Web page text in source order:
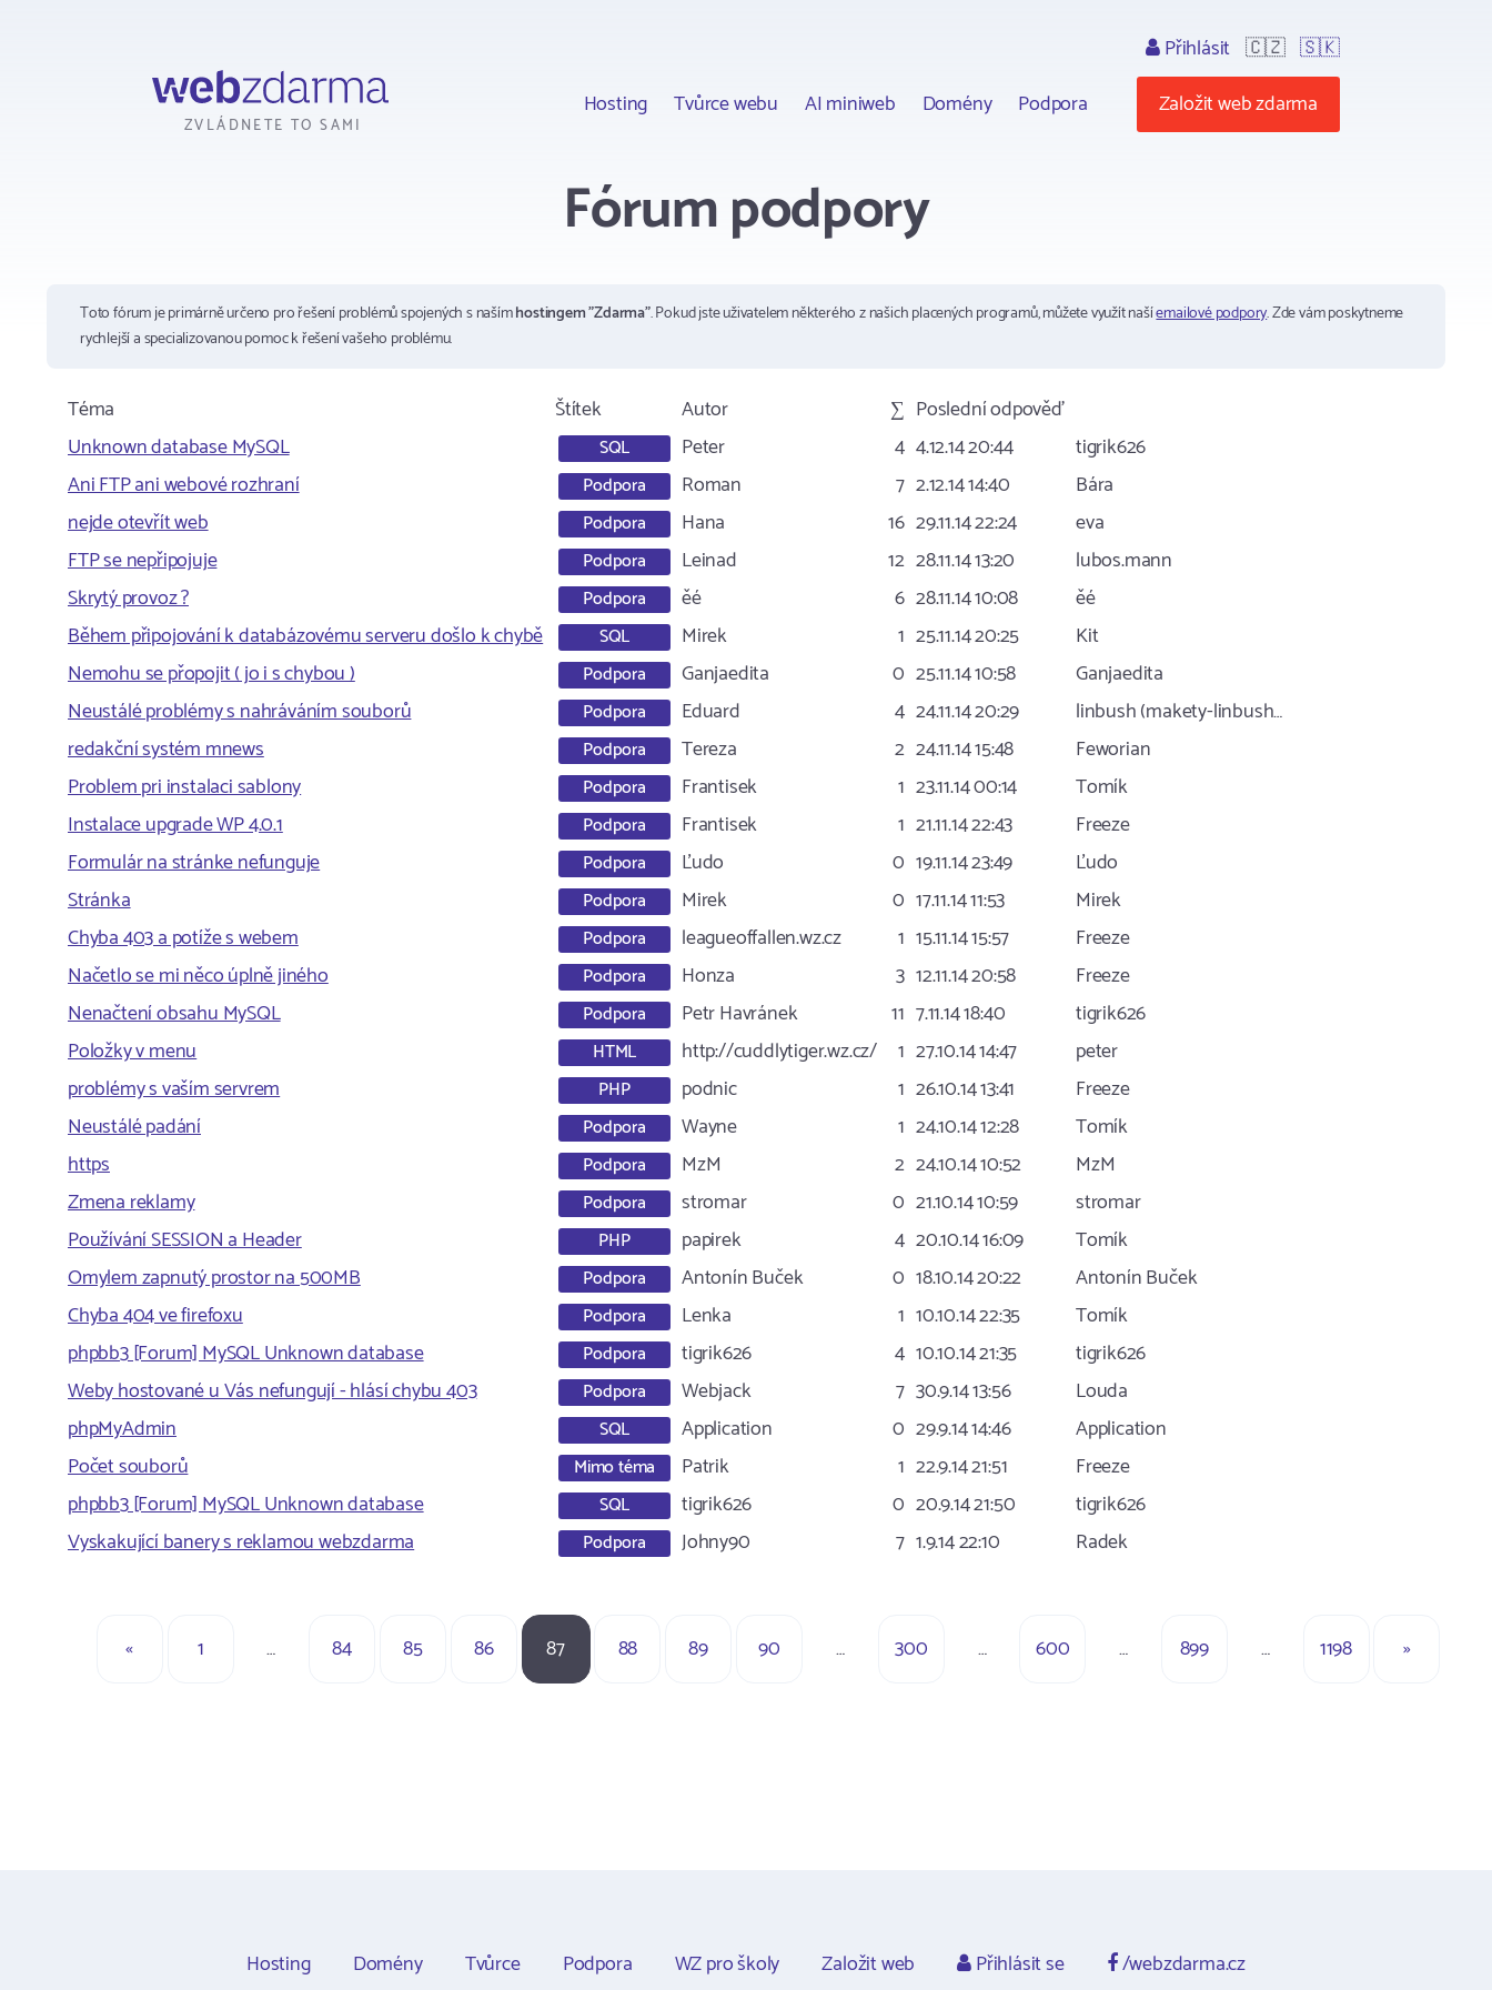
ZVLÁDNETE TO SAMI
Hosting Tvůrce webu AI miniweb Domény Podpora
Přihlásit 🇨🇿 🇸🇰
Založit web zdarma
Fórum podpory
Toto fórum je primárně určeno pro řešení problémů spojených s našímhostingem "Zdarma". Pokud jste uživatelem některého z našich placených programů, můžete využít našíemailové podpory. Zde vám poskytneme
rychlejší a specializovanou pomoc k řešení vašeho problému.
Téma Štítek Autor ∑ Poslední odpověď
Unknown database MySQL
SQL Peter 4 4.12.14 20:44
tigrik626
Ani FTP ani webové rozhraní
Podpora Roman 7 2.12.14 14:40
Bára
nejde otevřít web
Podpora Hana 16 29.11.14 22:24
eva
FTP se nepřipojuje
Podpora Leinad 12 28.11.14 13:20
lubos.mann
Skrytý provoz ?
Podpora ěé 6 28.11.14 10:08
ěé
Během připojování k databázovému serveru došlo k chybě
SQL Mirek 1 25.11.14 20:25
Kit
Nemohu se přopojit ( jo i s chybou )
Podpora Ganjaedita 0 25.11.14 10:58
Ganjaedita
Neustálé problémy s nahráváním souborů
Podpora Eduard 4 24.11.14 20:29
linbush (makety-linbush…
redakční systém mnews
Podpora Tereza 2 24.11.14 15:48
Feworian
Problem pri instalaci sablony
Podpora Frantisek 1 23.11.14 00:14
Tomík
Instalace upgrade WP 4.0.1
Podpora Frantisek 1 21.11.14 22:43
Freeze
Formulár na stránke nefunguje
Podpora Ľudo 0 19.11.14 23:49
Ľudo
Stránka
Podpora Mirek 0 17.11.14 11:53
Mirek
Chyba 403 a potíže s webem
Podpora leagueoffallen.wz.cz 1 15.11.14 15:57
Freeze
Načetlo se mi něco úplně jiného
Podpora Honza 3 12.11.14 20:58
Freeze
Nenačtení obsahu MySQL
Podpora Petr Havránek 11 7.11.14 18:40
tigrik626
Položky v menu
HTML http://cuddlytiger.wz.cz/ 1 27.10.14 14:47
peter
problémy s vaším servrem
PHP podnic 1 26.10.14 13:41
Freeze
Neustálé padání
Podpora Wayne 1 24.10.14 12:28
Tomík
https
Podpora MzM 2 24.10.14 10:52
MzM
Zmena reklamy
Podpora stromar 0 21.10.14 10:59
stromar
Používání SESSION a Header
PHP papirek 4 20.10.14 16:09
Tomík
Omylem zapnutý prostor na 500MB
Podpora Antonín Buček 0 18.10.14 20:22
Antonín Buček
Chyba 404 ve firefoxu
Podpora Lenka 1 10.10.14 22:35
Tomík
phpbb3 [Forum] MySQL Unknown database
Podpora tigrik626 4 10.10.14 21:35
tigrik626
Weby hostované u Vás nefungují - hlásí chybu 403
Podpora Webjack 7 30.9.14 13:56
Louda
phpMyAdmin
SQL Application 0 29.9.14 14:46
Application
Počet souborů
Mimo téma Patrik 1 22.9.14 21:51
Freeze
phpbb3 [Forum] MySQL Unknown database
SQL tigrik626 0 20.9.14 21:50
tigrik626
Vyskakující banery s reklamou webzdarma
Podpora Johny90 7 1.9.14 22:10 Radek
« 1 … 84 85 86 87 88 89 90 … 300 … 600 … 899 … 1198 »
Hosting Domény Tvůrce Podpora WZ pro školy Založit web Přihlásit se /webzdarma.cz